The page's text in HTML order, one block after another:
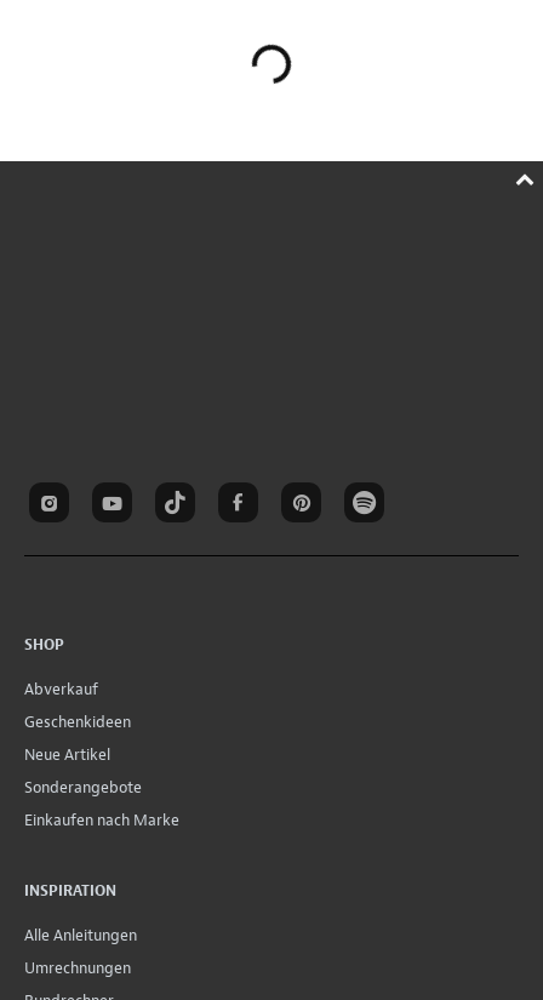
SHOP
Abverkauf
Geschenkideen
Neue Artikel
Sonderangebote
Einkaufen nach Marke
INSPIRATION
Alle Anleitungen
Umrechnungen